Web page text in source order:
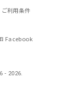
ご利用条件
Facebook
- 2026.